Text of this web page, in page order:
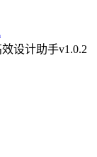
设计助手v1.0.2